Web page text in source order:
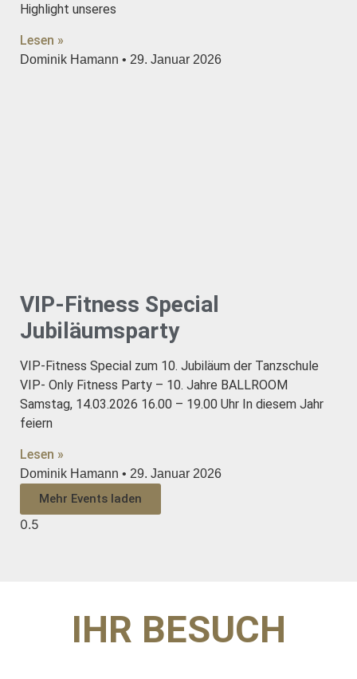
Highlight unseres
Lesen »
Dominik Hamann 29. Januar 2026
VIP-Fitness Special
Jubiläumsparty
VIP-Fitness Special zum 10. Jubiläum der Tanzschule
VIP- Only Fitness Party – 10. Jahre BALLROOM
Samstag, 14.03.2026 16.00 – 19.00 Uhr In diesem Jahr
feiern
Lesen »
Dominik Hamann 29. Januar 2026
Mehr Events laden
IHR BESUCH